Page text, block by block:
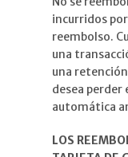
incurridos
reembolso.
una
una
desea perder
automática
LOS